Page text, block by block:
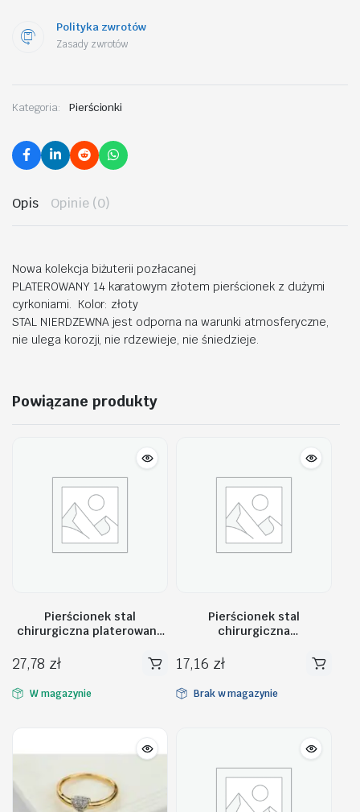
Polityka zwrotów
Zasady zwrotów
Kategoria: Pierścionki
Opis Opinie (0)
Nowa kolekcja biżuterii pozłacanej
PLATEROWANY 14 karatowym złotem pierścionek z dużymi
cyrkoniami. Kolor: złoty
STAL NIERDZEWNA jest odporna na warunki atmosferyczne,
nie ulega korozji, nie rdzewieje, nie śniedzieje.
Powiązane produkty
Pierścionek stal
chirurgiczna platerowana
Rozmiar pierścionków: US6
27,78 zł
W magazynie
Pierścionek stal
chirurgiczna
ZŁOTEM PST714, Rozmiar
pierścionków: US8 EU17
17,16 zł
Brak w magazynie